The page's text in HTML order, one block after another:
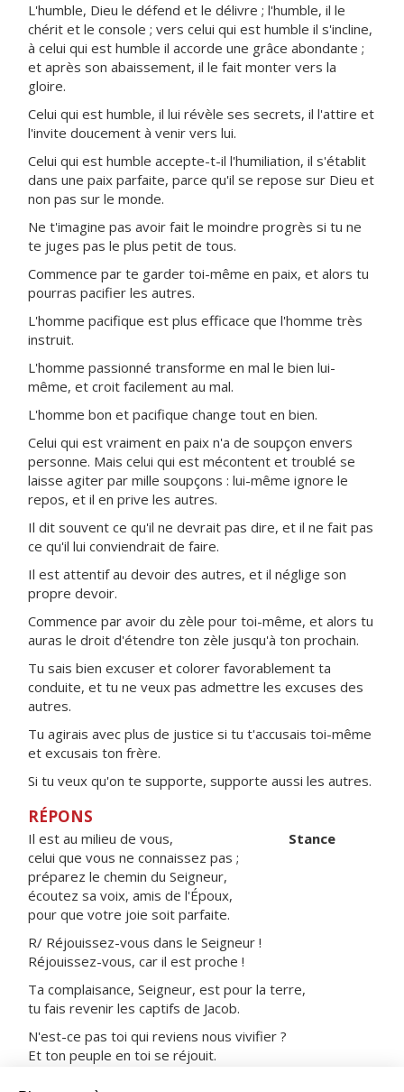
L'humble, Dieu le défend et le délivre ; l'humble, il le
chérit et le console ; vers celui qui est humble il s'incline,
à celui qui est humble il accorde une grâce abondante ;
et après son abaissement, il le fait monter vers la
gloire.
Celui qui est humble, il lui révèle ses secrets, il l'attire et
l'invite doucement à venir vers lui.
Celui qui est humble accepte-t-il l'humiliation, il s'établit
dans une paix parfaite, parce qu'il se repose sur Dieu et
non pas sur le monde.
Ne t'imagine pas avoir fait le moindre progrès si tu ne
te juges pas le plus petit de tous.
Commence par te garder toi-même en paix, et alors tu
pourras pacifier les autres.
L'homme pacifique est plus efficace que l'homme très
instruit.
L'homme passionné transforme en mal le bien lui-
même, et croit facilement au mal.
L'homme bon et pacifique change tout en bien.
Celui qui est vraiment en paix n'a de soupçon envers
personne. Mais celui qui est mécontent et troublé se
laisse agiter par mille soupçons : lui-même ignore le
repos, et il en prive les autres.
Il dit souvent ce qu'il ne devrait pas dire, et il ne fait pas
ce qu'il lui conviendrait de faire.
Il est attentif au devoir des autres, et il néglige son
propre devoir.
Commence par avoir du zèle pour toi-même, et alors tu
auras le droit d'étendre ton zèle jusqu'à ton prochain.
Tu sais bien excuser et colorer favorablement ta
conduite, et tu ne veux pas admettre les excuses des
autres.
Tu agirais avec plus de justice si tu t'accusais toi-même
et excusais ton frère.
Si tu veux qu'on te supporte, supporte aussi les autres.
RÉPONS
Il est au milieu de vous, Stance
celui que vous ne connaissez pas ;
préparez le chemin du Seigneur,
écoutez sa voix, amis de l'Époux,
pour que votre joie soit parfaite.
R/ Réjouissez-vous dans le Seigneur !
Réjouissez-vous, car il est proche !
Ta complaisance, Seigneur, est pour la terre,
tu fais revenir les captifs de Jacob.
N'est-ce pas toi qui reviens nous vivifier ?
Et ton peuple en toi se réjouit.